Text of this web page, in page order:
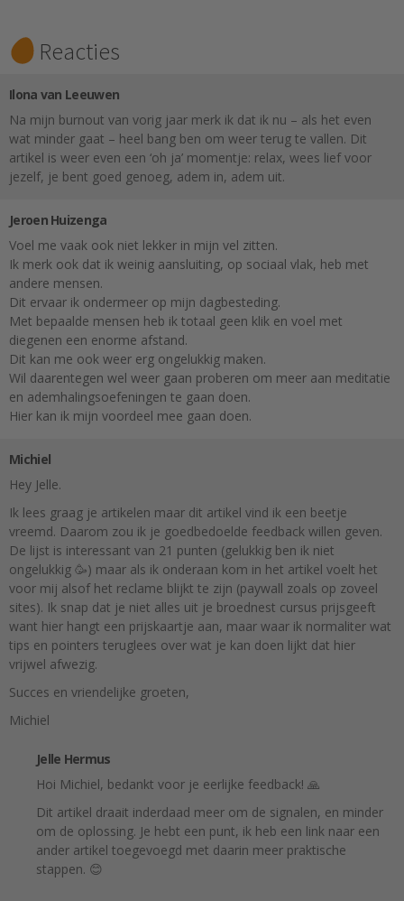
Reacties
Ilona van Leeuwen
Na mijn burnout van vorig jaar merk ik dat ik nu – als het even
wat minder gaat – heel bang ben om weer terug te vallen. Dit
artikel is weer even een ‘oh ja’ momentje: relax, wees lief voor
jezelf, je bent goed genoeg, adem in, adem uit.
Jeroen Huizenga
Voel me vaak ook niet lekker in mijn vel zitten.
Ik merk ook dat ik weinig aansluiting, op sociaal vlak, heb met
andere mensen.
Dit ervaar ik ondermeer op mijn dagbesteding.
Met bepaalde mensen heb ik totaal geen klik en voel met
diegenen een enorme afstand.
Dit kan me ook weer erg ongelukkig maken.
Wil daarentegen wel weer gaan proberen om meer aan meditatie
en ademhalingsoefeningen te gaan doen.
Hier kan ik mijn voordeel mee gaan doen.
Michiel
Hey Jelle.
Ik lees graag je artikelen maar dit artikel vind ik een beetje
vreemd. Daarom zou ik je goedbedoelde feedback willen geven.
De lijst is interessant van 21 punten (gelukkig ben ik niet
ongelukkig 🥳) maar als ik onderaan kom in het artikel voelt het
voor mij alsof het reclame blijkt te zijn (paywall zoals op zoveel
sites). Ik snap dat je niet alles uit je broednest cursus prijsgeeft
want hier hangt een prijskaartje aan, maar waar ik normaliter wat
tips en pointers teruglees over wat je kan doen lijkt dat hier
vrijwel afwezig.
Succes en vriendelijke groeten,
Michiel
Jelle Hermus
Hoi Michiel, bedankt voor je eerlijke feedback! 🙏
Dit artikel draait inderdaad meer om de signalen, en minder
om de oplossing. Je hebt een punt, ik heb een link naar een
ander artikel toegevoegd met daarin meer praktische
stappen. 😊